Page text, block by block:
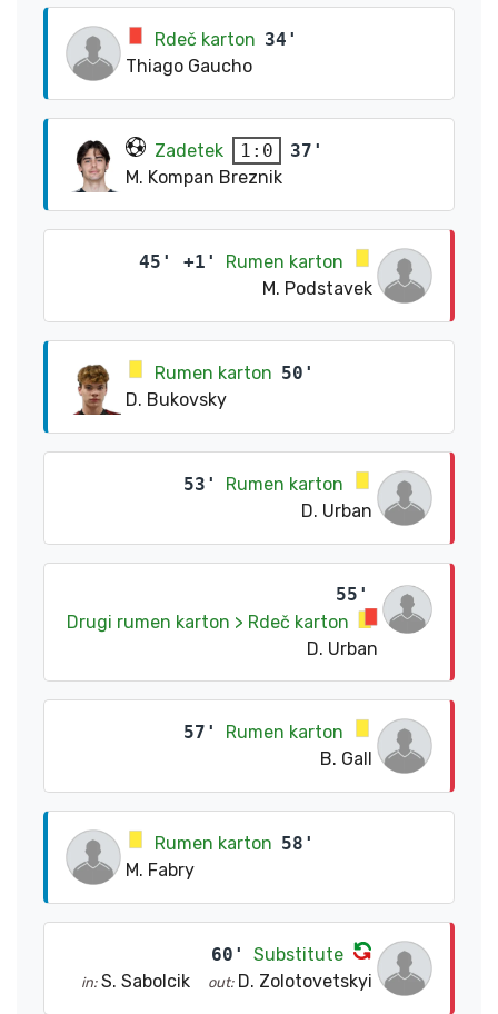
Rdeč karton 34'
Thiago Gaucho
Zadetek 1:0
37'
M. Kompan Breznik
45' +1'
Rumen karton
M. Podstavek
Rumen karton 50'
D. Bukovsky
53'
Rumen karton
D. Urban
55'
Drugi rumen karton > Rdeč karton
D. Urban
57'
Rumen karton
B. Gall
Rumen karton 58'
M. Fabry
60' Substitute
in: S. Sabolcik out: D. Zolotovetskyi